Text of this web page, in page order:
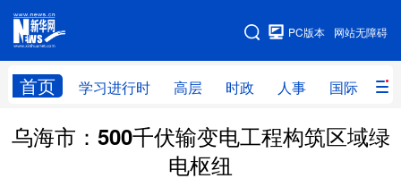
网站无障碍
PC版本
首页 学习进行时 高层 时政 人事 国际 财
网站地图
学习进行时 高层 时政 人事
乌海市：500千伏输变电工程构筑区域绿
电枢纽